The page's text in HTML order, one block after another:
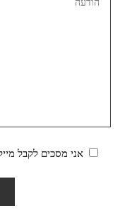
אני מסכים לקבל